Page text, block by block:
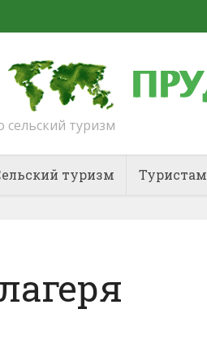
сельский туризм
туризм Туристам